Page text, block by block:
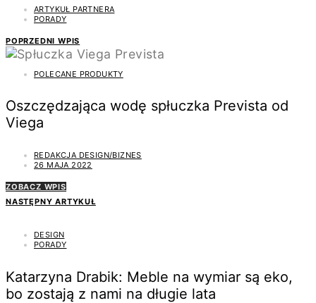
ARTYKUŁ PARTNERA
PORADY
POPRZEDNI WPIS
POLECANE PRODUKTY
Oszczędzająca wodę spłuczka Prevista od
Viega
REDAKCJA DESIGN/BIZNES
26 MAJA 2022
ZOBACZ WPIS
NASTĘPNY ARTYKUŁ
DESIGN
PORADY
Katarzyna Drabik: Meble na wymiar są eko,
bo zostają z nami na długie lata